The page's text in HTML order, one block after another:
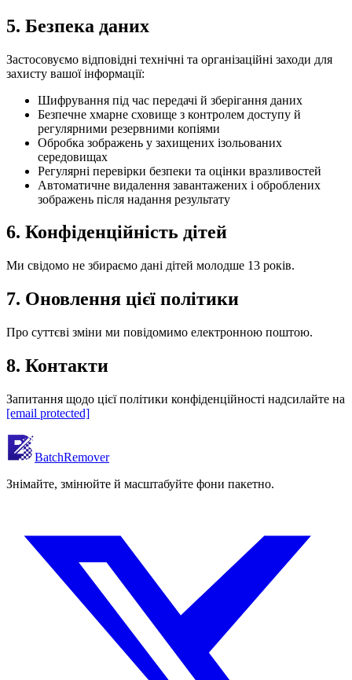
5. Безпека даних
Застосовуємо відповідні технічні та організаційні заходи для
захисту вашої інформації:
Шифрування під час передачі й зберігання даних
Безпечне хмарне сховище з контролем доступу й
регулярними резервними копіями
Обробка зображень у захищених ізольованих
середовищах
Регулярні перевірки безпеки та оцінки вразливостей
Автоматичне видалення завантажених і оброблених
зображень після надання результату
6. Конфіденційність дітей
Ми свідомо не збираємо дані дітей молодше 13 років.
7. Оновлення цієї політики
Про суттєві зміни ми повідомимо електронною поштою.
8. Контакти
Запитання щодо цієї політики конфіденційності надсилайте на
[email protected]
BatchRemover
Знімайте, змінюйте й масштабуйте фони пакетно.